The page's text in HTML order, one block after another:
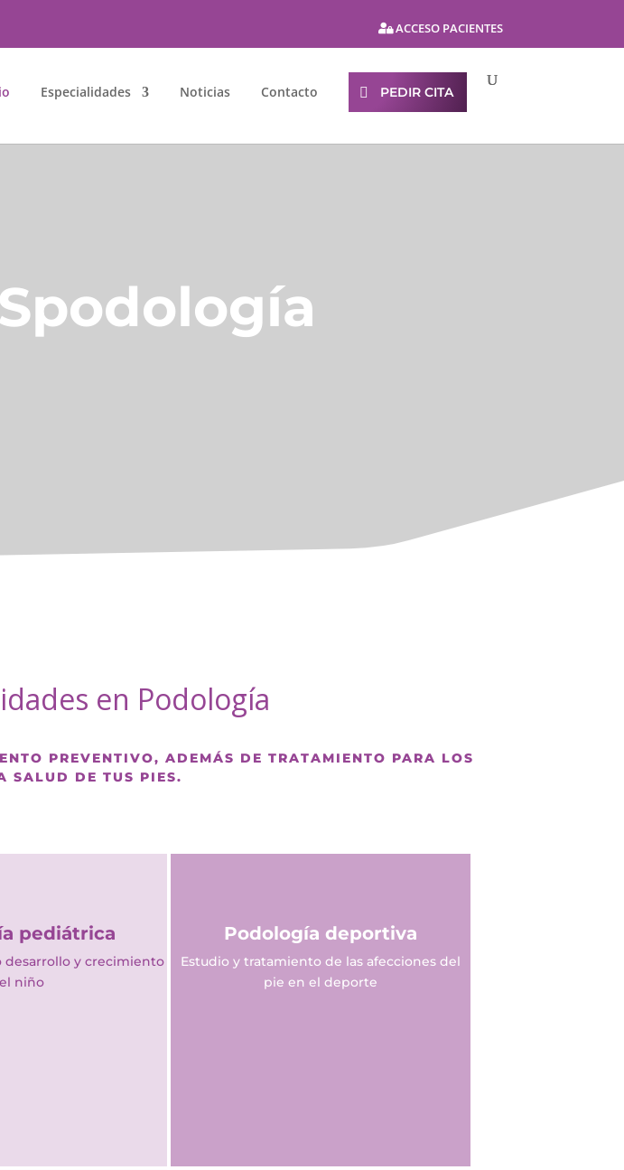
ACCESO PACIENTES
Especialidades Noticias Contacto PEDIR CITA
en Podología
PREVENTIVO, ADEMÁS DE TRATAMIENTO PARA LOS
SALUD DE TUS PIES.
pediátrica
y crecimiento
niño
Podología deportiva
Estudio y tratamiento de las afecciones del
pie en el deporte